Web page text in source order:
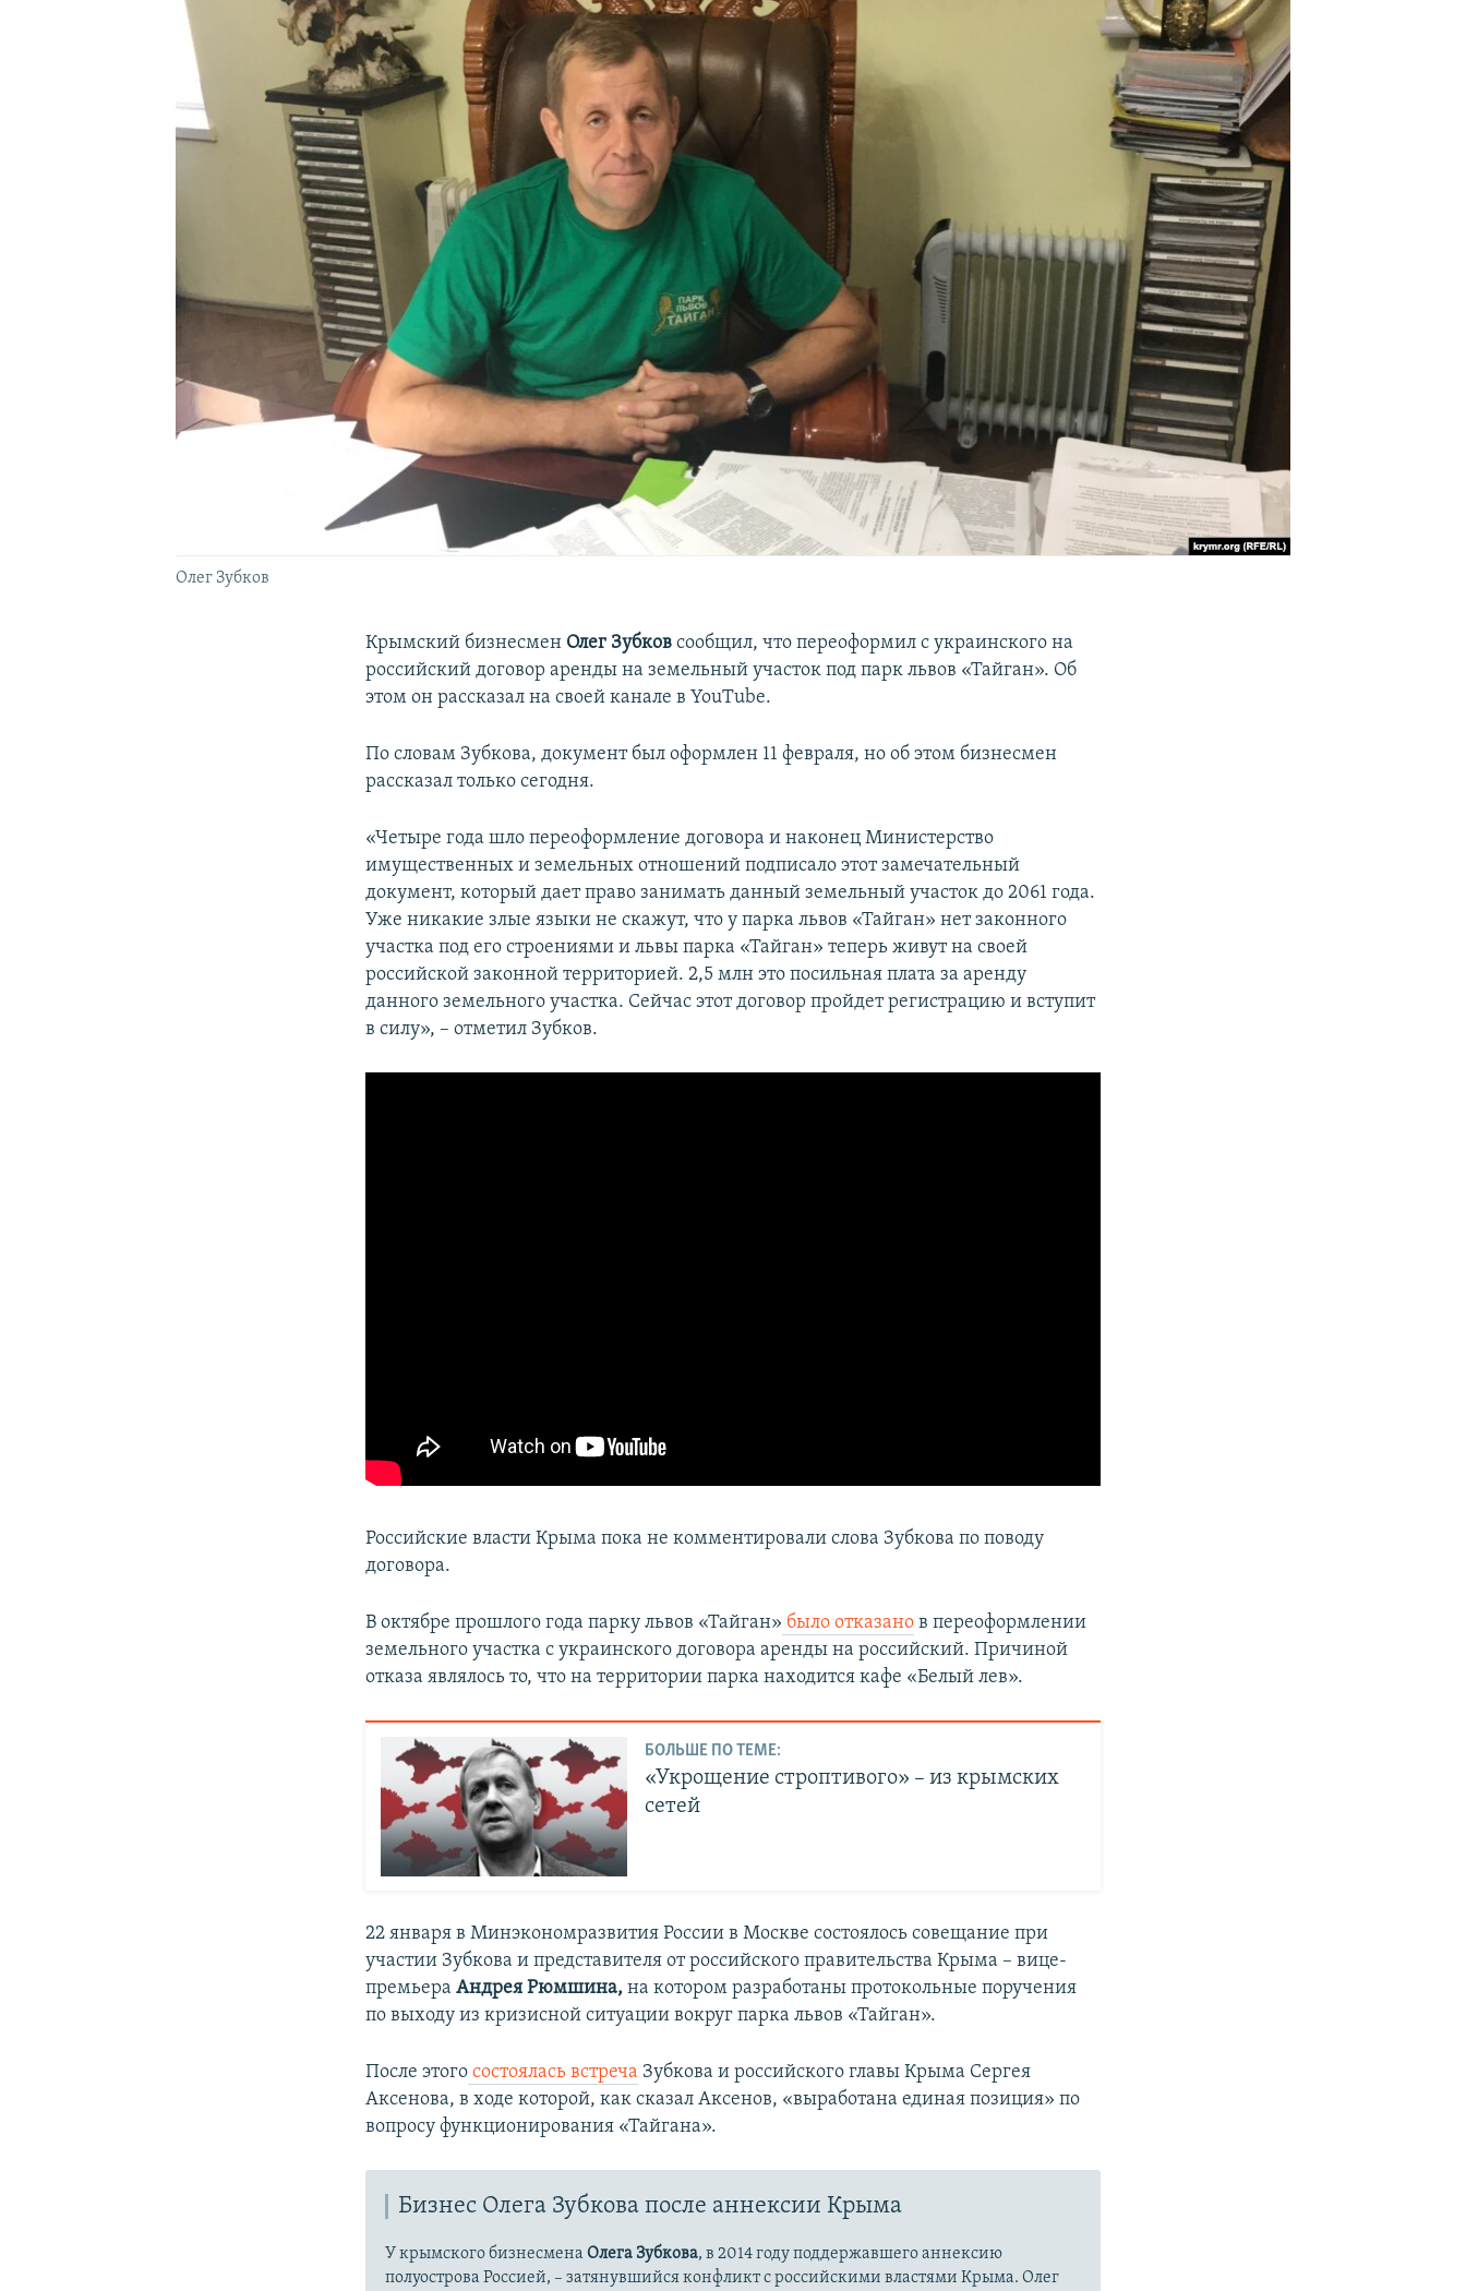
КРЫМ.НЕПОКОРЕННЫЙ
УКРАИНСКАЯ ПРОБЛЕМА КРЫМА
Олег Зубков
Крымский бизнесмен Олег Зубков сообщил, что переоформил с украинского на
российский договор аренды на земельный участок под парк львов «Тайган». Об
этом он рассказал на своей канале в YouTube.
По словам Зубкова, документ был оформлен 11 февраля, но об этом бизнесмен
рассказал только сегодня.
«Четыре года шло переоформление договора и наконец Министерство
имущественных и земельных отношений подписало этот замечательный
документ, который дает право занимать данный земельный участок до 2061 года.
Уже никакие злые языки не скажут, что у парка львов «Тайган» нет законного
участка под его строениями и львы парка «Тайган» теперь живут на своей
российской законной территорией. 2,5 млн это посильная плата за аренду
данного земельного участка. Сейчас этот договор пройдет регистрацию и вступит
в силу», – отметил Зубков.
Российские власти Крыма пока не комментировали слова Зубкова по поводу
договора.
В октябре прошлого года парку львов «Тайган» было отказано в переоформлении
земельного участка с украинского договора аренды на российский. Причиной
отказа являлось то, что на территории парка находится кафе «Белый лев».
БОЛЬШЕ ПО ТЕМЕ:
«Укрощение строптивого» – из крымских
сетей
22 января в Минэкономразвития России в Москве состоялось совещание при
участии Зубкова и представителя от российского правительства Крыма – вице-
премьераАндрея Рюмшина,на котором разработаны протокольные поручения
по выходу из кризисной ситуации вокруг парка львов «Тайган».
После этого состоялась встреча Зубкова и российского главы Крыма Сергея
Аксенова, в ходе которой, как сказал Аксенов, «выработана единая позиция» по
вопросу функционирования «Тайгана».
Бизнес Олега Зубкова после аннексии Крыма
У крымского бизнесмена Олега Зубкова, в 2014 году поддержавшего аннексию
полуострова Россией, – затянувшийся конфликт с российскими властями Крыма. Олег